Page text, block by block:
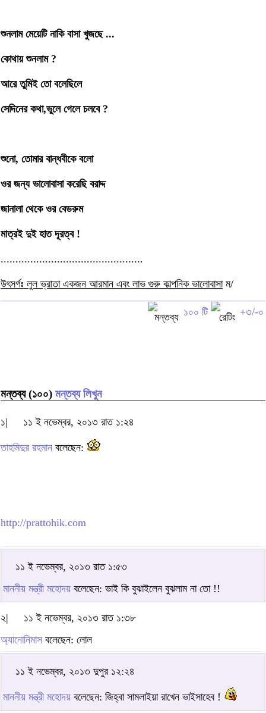
শুনলাম মেয়েটি নাকি বাসা খুজছে ...
কোথায় শুনলাম ?
আরে তুমিই তো বলেছিলে
সেদিনের কথা,ভুলে গেলে চলবে ?
শুনো, তোমার বান্ধবীকে বলো
ওর জন্য ভালোবাসা করেছি বরাদ্দ
জানালা থেকে ওর বেডরুম
মাত্রই দুই হাত দূরত্ব !
................................................
উৎসর্গঃ লুল ভ্রাতা একজন আরমান এবং লাভ গুরু কাল্পনিক ভালোবাসাম/
১০০ টি +৩/-০
মন্তব্য (১০০) মন্তব্য লিখুন
১| ১১ ই নভেম্বর, ২০১৩ রাত ১:২৪
তাহমিদুর রহমান বলেছেন:
http://prattohik.com
১১ ই নভেম্বর, ২০১৩ রাত ১:৫৩
মাননীয় মন্ত্রী মহোদয় বলেছেন: ভাই কি বুঝাইলেন বুঝলাম না তো !!
২|
১১ ই নভেম্বর, ২০১৩ রাত ১:৩৮
অ্যানোনিমাস বলেছেন: লোল
১১ ই নভেম্বর, ২০১৩ দুপুর ১২:২৪
মাননীয় মন্ত্রী মহোদয় বলেছেন: জিহ্বা সামলাইয়া রাখেন ভাইসাহেব !